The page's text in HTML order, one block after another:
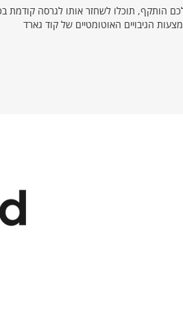
הותקף, תוכלו לשחזר אותו לגרסה קודמת
הגיבויים האוטומטיים של קוד גארד